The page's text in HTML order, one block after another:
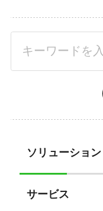
ソリューション
サービス